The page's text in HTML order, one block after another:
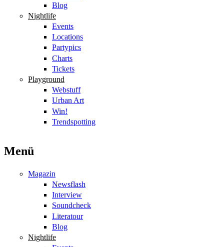
Blog
Nightlife
Events
Locations
Partypics
Charts
Tickets
Playground
Webstuff
Urban Art
Win!
Trendspotting
Menü
Magazin
Newsflash
Interview
Soundcheck
Literatour
Blog
Nightlife